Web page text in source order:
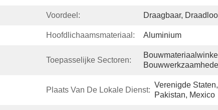
Voordeel: Draagbaar,
Hoofdlichaamsmateriaal: Aluminium
Toepasselijke Sectoren:
Plaats Van De Lokale Dienst:
Verenigde
Pakistan, Mexico